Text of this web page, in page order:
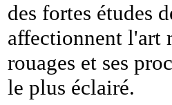
des fortes études
affectionnent l'art
rouages et ses
le plus éclairé.